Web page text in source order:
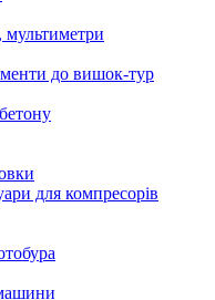
мультиметри
до вишок-тур
для компресорів